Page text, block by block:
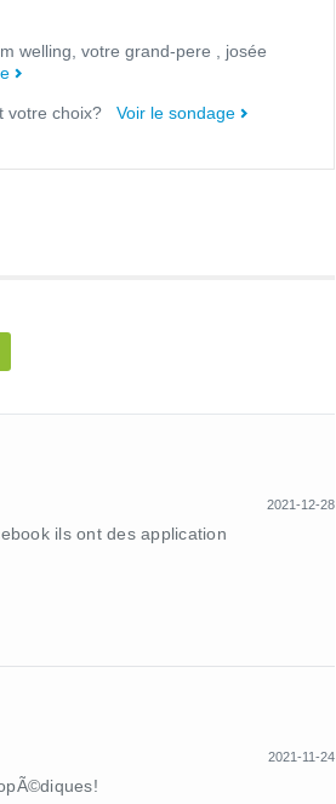
welling, votre grand-pere , josée
votre choix? Voir le sondage
2021-12-28
ils ont des application
2021-11-24